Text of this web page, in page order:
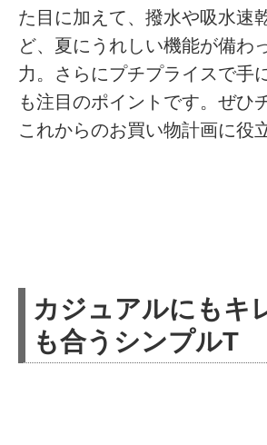
た目に加えて、撥水や吸水速
ど、夏にうれしい機能が備わ
力。さらにプチプライスで手
も注目のポイントです。ぜひ
これからのお買い物計画に役
カジュアルにもキ
も合うシンプルT